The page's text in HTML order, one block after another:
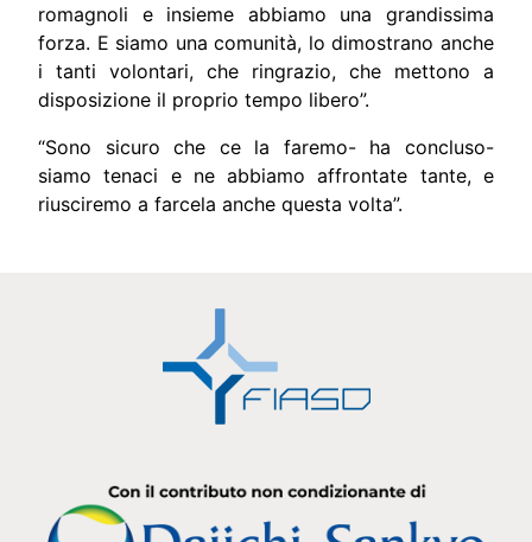
romagnoli e insieme abbiamo una grandissima
forza. E siamo una comunità, lo dimostrano anche
i tanti volontari, che ringrazio, che mettono a
disposizione il proprio tempo libero”.
“Sono sicuro che ce la faremo- ha concluso-
siamo tenaci e ne abbiamo affrontate tante, e
riusciremo a farcela anche questa volta”.